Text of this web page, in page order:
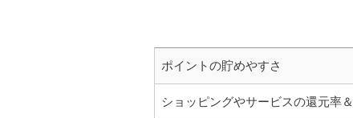
ポイントの貯めやすさ
ショッピングやサービスの還元率